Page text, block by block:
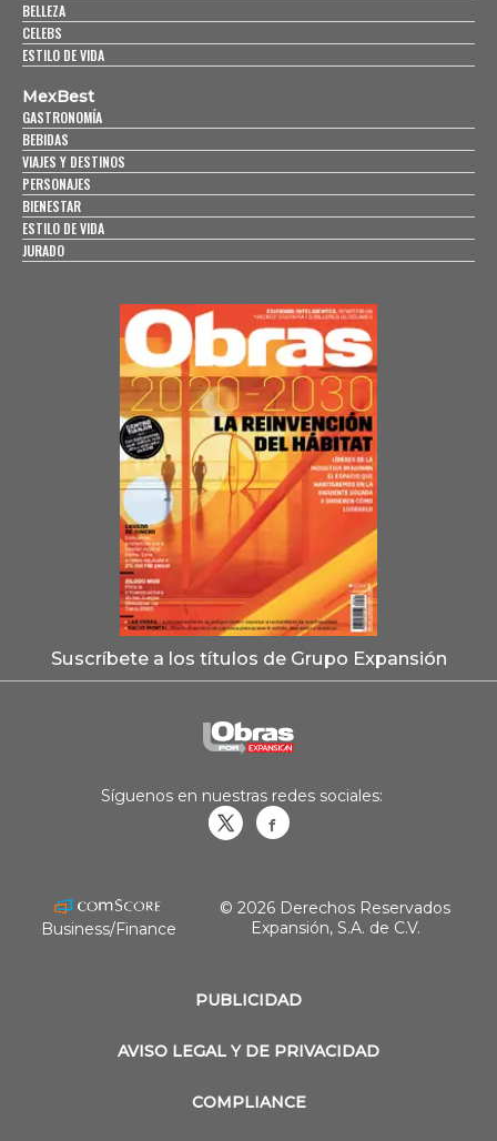
BELLEZA
CELEBS
ESTILO DE VIDA
MexBest
GASTRONOMÍA
BEBIDAS
VIAJES Y DESTINOS
PERSONAJES
BIENESTAR
ESTILO DE VIDA
JURADO
Suscríbete a los títulos de Grupo Expansión
PUBLICIDAD
AVISO LEGAL Y DE PRIVACIDAD
COMPLIANCE
Síguenos en nuestras redes sociales:
Business/Finance
© 2026 Derechos Reservados
Expansión, S.A. de C.V.